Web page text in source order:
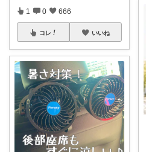
1 0 666
コレ いいね